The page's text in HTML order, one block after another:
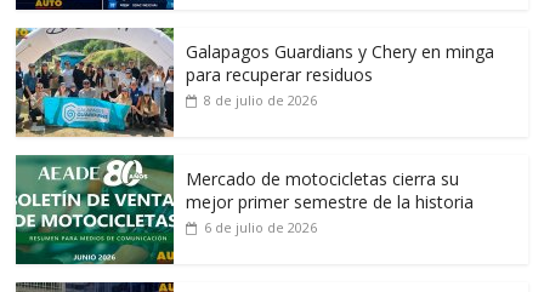
Galapagos Guardians y Chery en minga
para recuperar residuos
8 de julio de 2026
Mercado de motocicletas cierra su
mejor primer semestre de la historia
6 de julio de 2026